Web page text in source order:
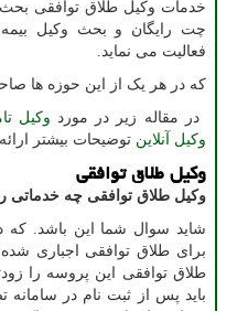
خدمات وکیل طلاق توافقی بحث
چت رایگان و بحث وکیل بیمه
فعالیت می نماید.
که در هر یک از این حوزه ها
در مقاله زیر در مورد وکیل
وکیل آنلاین توضیحات بیشتر
وکیل طلاق توافقی
وکیل طلاق توافقی چه خدماتی
شاید سوال شما این باشد. که
برای طلاق توافقی اجباری
طلاق توافقی این پروسه را
باید پس از ثبت نام در سامانه